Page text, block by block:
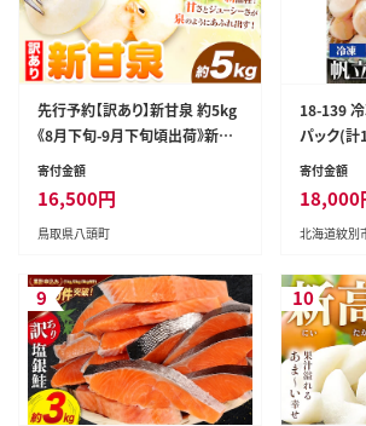
先行予約【訳あり】新甘泉 約5kg
《8月下旬-9月下旬頃出荷》新甘
泉 梨 訳あり ご家庭用 鳥取県 八
送料無料 果汁 デザート 八頭 ---
yazu_zsy_75_5kg---
寄付金額
16,500円
鳥取県八頭町
18-139
パック(計
玉冷
寄付金額
18,000
北海道紋別
9 10